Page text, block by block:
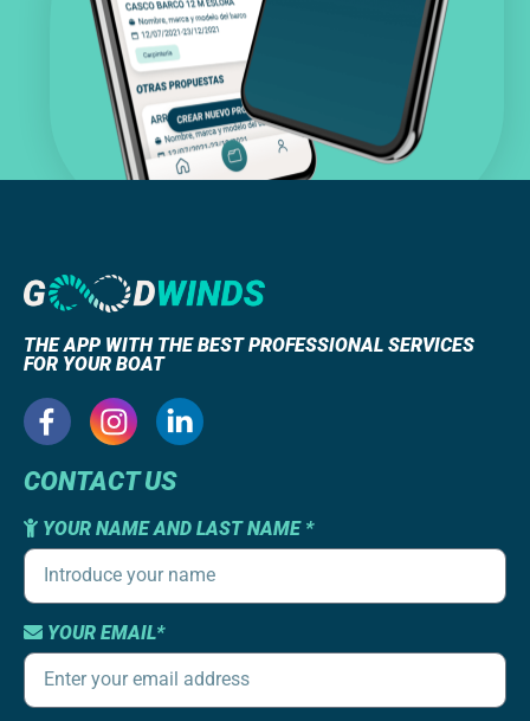
THE APP WITH THE BEST PROFESSIONAL SERVICES
FOR YOUR BOAT
CONTACT US
YOUR NAME AND LAST NAME *
YOUR EMAIL*